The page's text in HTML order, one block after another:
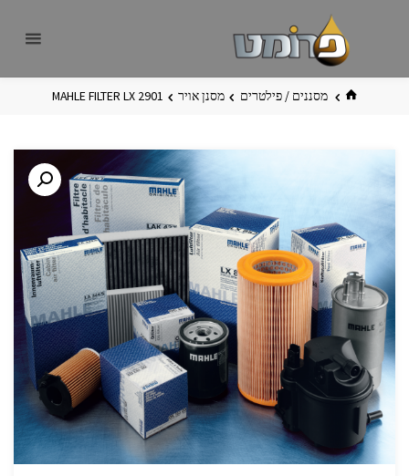
בית מסננים / פילטרים מסנן אויר MAHLE FILTER LX 2901